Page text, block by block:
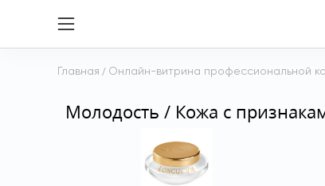
Главная / Онлайн-витрина профессиональной
Молодость / Кожа с